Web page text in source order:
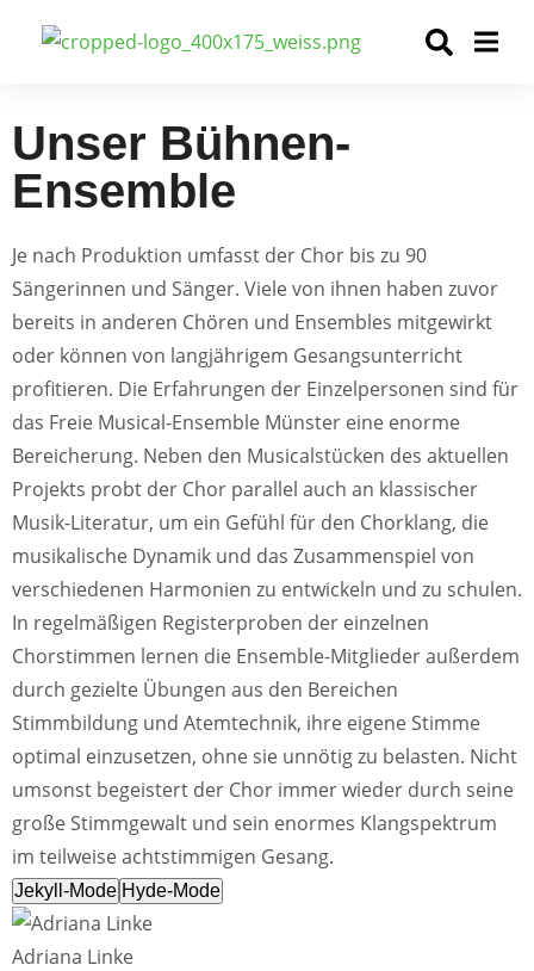
Unser Bühnen-
Ensemble
Je nach Produktion umfasst der Chor bis zu 90
Sängerinnen und Sänger. Viele von ihnen haben zuvor
bereits in anderen Chören und Ensembles mitgewirkt
oder können von langjährigem Gesangsunterricht
profitieren. Die Erfahrungen der Einzelpersonen sind für
das Freie Musical-Ensemble Münster eine enorme
Bereicherung. Neben den Musicalstücken des aktuellen
Projekts probt der Chor parallel auch an klassischer
Musik-Literatur, um ein Gefühl für den Chorklang, die
musikalische Dynamik und das Zusammenspiel von
verschiedenen Harmonien zu entwickeln und zu schulen.
In regelmäßigen Registerproben der einzelnen
Chorstimmen lernen die Ensemble-Mitglieder außerdem
durch gezielte Übungen aus den Bereichen
Stimmbildung und Atemtechnik, ihre eigene Stimme
optimal einzusetzen, ohne sie unnötig zu belasten. Nicht
umsonst begeistert der Chor immer wieder durch seine
große Stimmgewalt und sein enormes Klangspektrum
im teilweise achtstimmigen Gesang.
Jekyll-Mode Hyde-Mode
Adriana Linke